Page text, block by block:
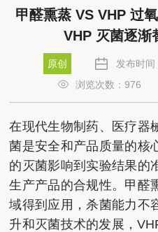
甲醛熏蒸 VS VHP 过
VHP 灭菌逐渐
原创
发布时
浏览次数：976
在现代生物制药、医疗器
菌是安全和产品质量的核
的灭菌影响到实验结果的
生产产品的合规性。甲醛
域得到应用，杀菌能力不
升和灭菌技术的发展，